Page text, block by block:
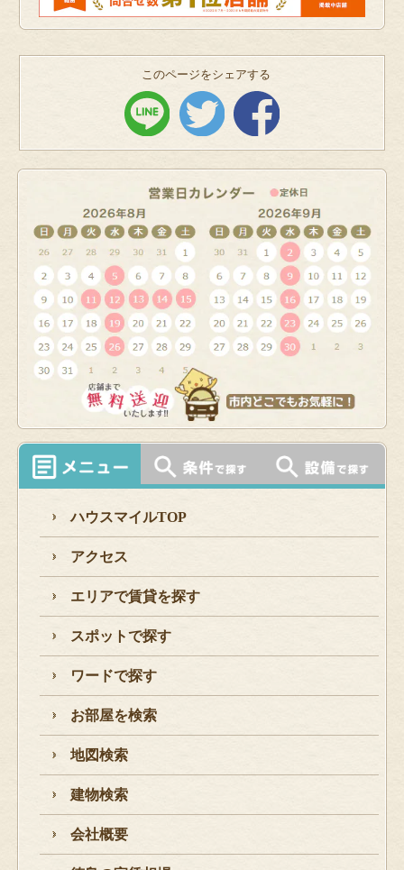
このページをシェアする
ハウスマイルTOP
アクセス
エリアで賃貸を探す
スポットで探す
ワードで探す
お部屋を検索
地図検索
建物検索
会社概要